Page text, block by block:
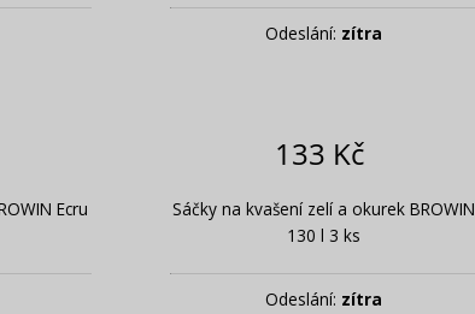
Odeslání: zítra
Ecru
133 Kč
Sáčky na kvašení zelí a okurek BROWIN
130 l 3 ks
Odeslání: zítra